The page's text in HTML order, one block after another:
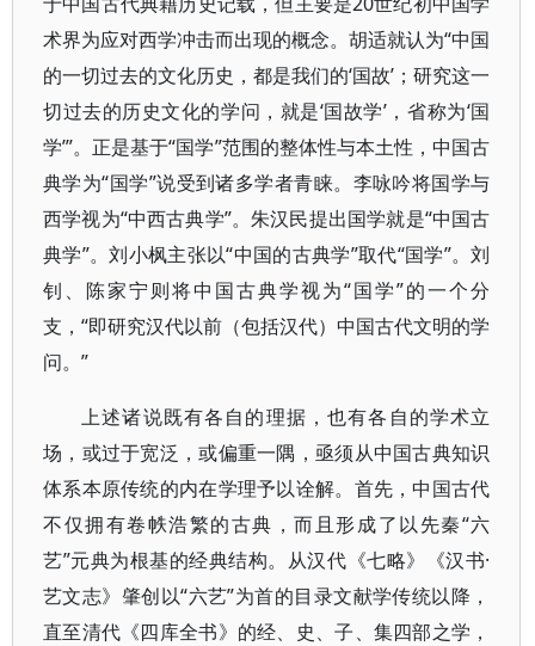
术界为应对西学冲击而出现的概念。胡适就认为“中国
的一切过去的文化历史，都是我们的‘国故’；研究这一
切过去的历史文化的学问，就是‘国故学’，省称为‘国
学’”。正是基于“国学”范围的整体性与本土性，中国古
典学为“国学”说受到诸多学者青睐。李咏吟将国学与
西学视为“中西古典学”。朱汉民提出国学就是“中国古
典学”。刘小枫主张以“中国的古典学”取代“国学”。刘
钊、陈家宁则将中国古典学视为“国学”的一个分
支，“即研究汉代以前（包括汉代）中国古代文明的学
问。”
上述诸说既有各自的理据，也有各自的学术立
场，或过于宽泛，或偏重一隅，亟须从中国古典知识
体系本原传统的内在学理予以诠解。首先，中国古代
不仅拥有卷帙浩繁的古典，而且形成了以先秦“六
艺”元典为根基的经典结构。从汉代《七略》《汉书·
艺文志》肇创以“六艺”为首的目录文献学传统以降，
直至清代《四库全书》的经、史、子、集四部之学，